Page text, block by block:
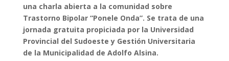
una charla abierta a la comunidad sobre
Trastorno Bipolar “Ponele Onda”. Se trata de una
jornada gratuita propiciada por la Universidad
Provincial del Sudoeste y Gestión Universitaria
de la Municipalidad de Adolfo Alsina.